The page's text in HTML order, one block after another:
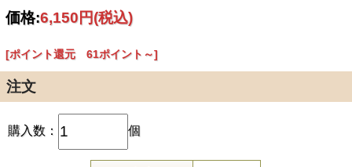
価格:6,150円(税込)
[ポイント還元 61ポイント～]
注文
購入数： 個